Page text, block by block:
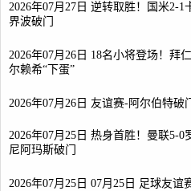
2026年07月27日 逆转取胜！国米2-
界波破门
2026年07月26日 18名小将登场！拜
尔赖希“下蛋”
2026年07月26日 友谊赛-阿尔伯特
2026年07月25日 热身首胜！曼联5-
尼阿玛斯破门
2026年07月25日 07月25日 足球友谊